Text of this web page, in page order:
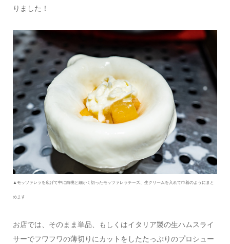
りました！
▲モッツァレラを広げて中に白桃と細かく切ったモッツァレラチーズ、生クリームを入れて巾着のようにまと
めます
お店では、そのまま単品、もしくはイタリア製の生ハムスライ
サーでフワフワの薄切りにカットをしたたっぷりのプロシュー